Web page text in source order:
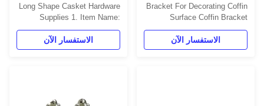
Bracket For Decorating Coffin
Surface Coffin Bracket
Specification: 1. Item Name:
Bracket 4#- Gold 2. Material:
Plastic (PP) 3. Color: Gold,
الاستفسار الآن
Long Shape Casket Hardware
Supplies 1. Item Name:
Bracket 1#- Silver 2. Material:
Plastic (PP) 3. Color: Gold,
silver, copper, as your order 4.
الاستفسار الآن